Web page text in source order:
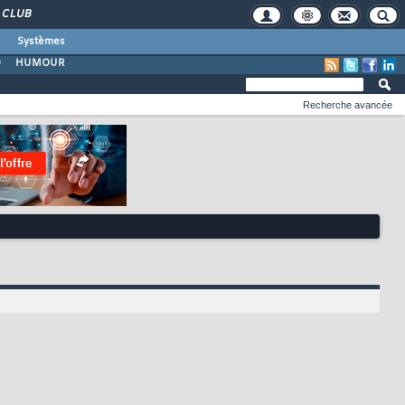
CLUB
Systèmes
HUMOUR
Recherche avancée